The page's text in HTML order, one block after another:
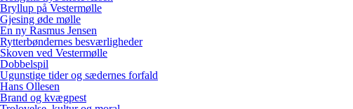
Bryllup på Vestermølle
Gjesing øde mølle
En ny Rasmus Jensen
Rytterbøndernes besværligheder
Skoven ved Vestermølle
Dobbelspil
Ugunstige tider og sædernes forfald
Hans Ollesen
Brand og kvægpest